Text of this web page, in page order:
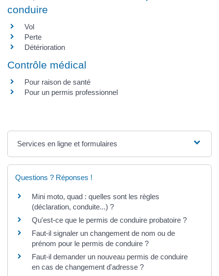
conduire
Vol
Perte
Détérioration
Contrôle médical
Pour raison de santé
Pour un permis professionnel
Services en ligne et formulaires
Questions ? Réponses !
Mini moto, quad : quelles sont les règles
(déclaration, conduite...) ?
Qu'est-ce que le permis de conduire probatoire ?
Faut-il signaler un changement de nom ou de
prénom pour le permis de conduire ?
Faut-il demander un nouveau permis de conduire
en cas de changement d'adresse ?